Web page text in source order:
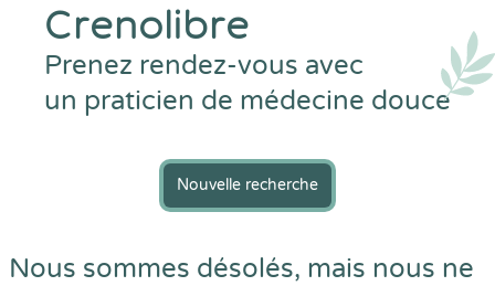
Crenolibre
Prenez rendez-vous avec
un praticien de médecine douce
Nouvelle recherche
Nous sommes désolés, mais nous ne